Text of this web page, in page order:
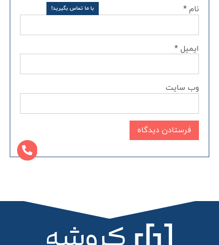
با ما تماس بگیرید! نام *
ایمیل *
وب‌ سایت